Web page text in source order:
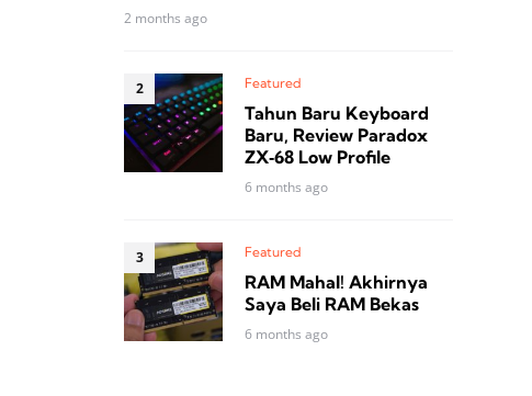
2 months ago
Featured
Tahun Baru Keyboard
Baru, Review Paradox
ZX‑68 Low Profile
6 months ago
Featured
RAM Mahal! Akhirnya
Saya Beli RAM Bekas
6 months ago